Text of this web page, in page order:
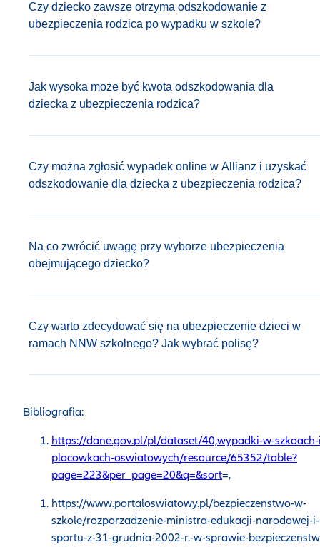
Czy dziecko zawsze otrzyma odszkodowanie z
ubezpieczenia rodzica po wypadku w szkole?
Jak wysoka może być kwota odszkodowania dla
dziecka z ubezpieczenia rodzica?
Czy można zgłosić wypadek online w Allianz i uzyskać
odszkodowanie dla dziecka z ubezpieczenia rodzica?
Na co zwrócić uwagę przy wyborze ubezpieczenia
obejmującego dziecko?
Czy warto zdecydować się na ubezpieczenie dzieci w
ramach NNW szkolnego? Jak wybrać polisę?
Bibliografia:
https://dane.gov.pl/pl/dataset/40,wypadki-w-
placowkach-oswiatowych/resource/65352/table?
page=223&per_page=20&q=&sort=,
https://www.portaloswiatowy.pl/bezpieczenstwo-w-
szkole/rozporzadzenie-ministra-edukacji-narodowej-i-
sportu-z-31-grudnia-2002-r.-w-sprawie-